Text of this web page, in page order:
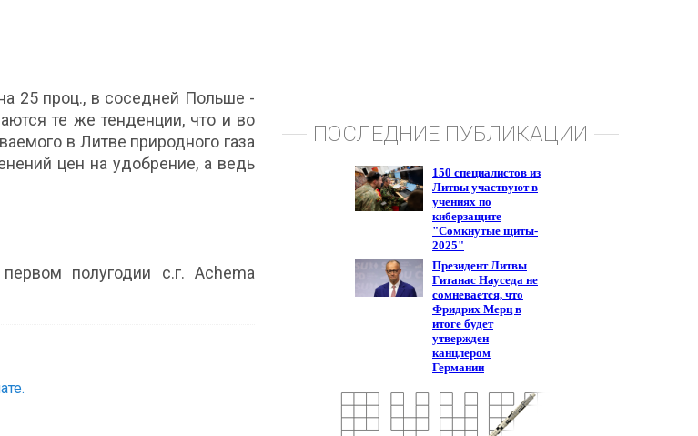
25 проц., в соседней Польше -
те же тенденции, что и во
в Литве природного газа
цен на удобрение, а ведь
полугодии с.г. Achema
ПОСЛЕДНИЕ ПУБЛИКАЦИИ